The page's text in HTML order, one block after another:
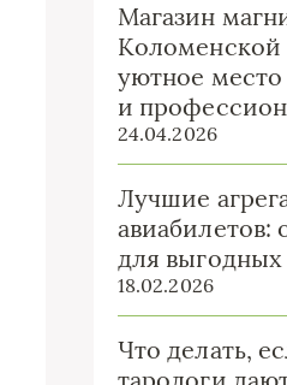
Магазин
Коломенской
уютное
и
24.04.2026
Лучшие
авиабилетов:
для
18.02.2026
Что делать,